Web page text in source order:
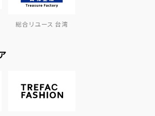
総合リユース 台湾